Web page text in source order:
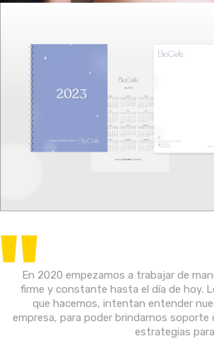
En 2020 empezamos a trabajar de
firme y constante hasta el día de hoy.
que hacemos, intentan entender
empresa, para poder brindarnos
estrategias